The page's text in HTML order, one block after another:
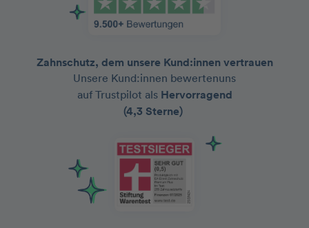
Zahnschutz, dem unsere Kund:innen vertrauen
Unsere Kund:innen bewertenuns
auf Trustpilot als Hervorragend
(4,3 Sterne)